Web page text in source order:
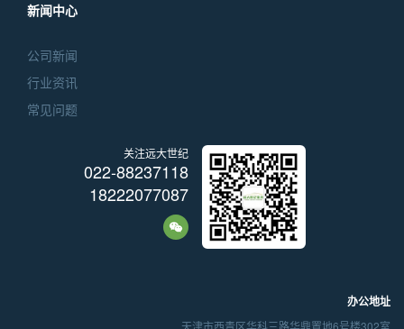
新闻中心
公司新闻
行业资讯
常见问题
关注远大世纪
022-88237118
18222077087
办公地址
天津市西青区华科三路华鼎置地6号楼302室